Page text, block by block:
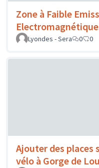
Zone à Faible
Lyondes - Sera
0 0
Ajouter des places
vélo à Gorge de